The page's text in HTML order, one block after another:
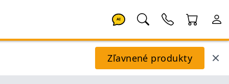
AI
Zľavnené produkty